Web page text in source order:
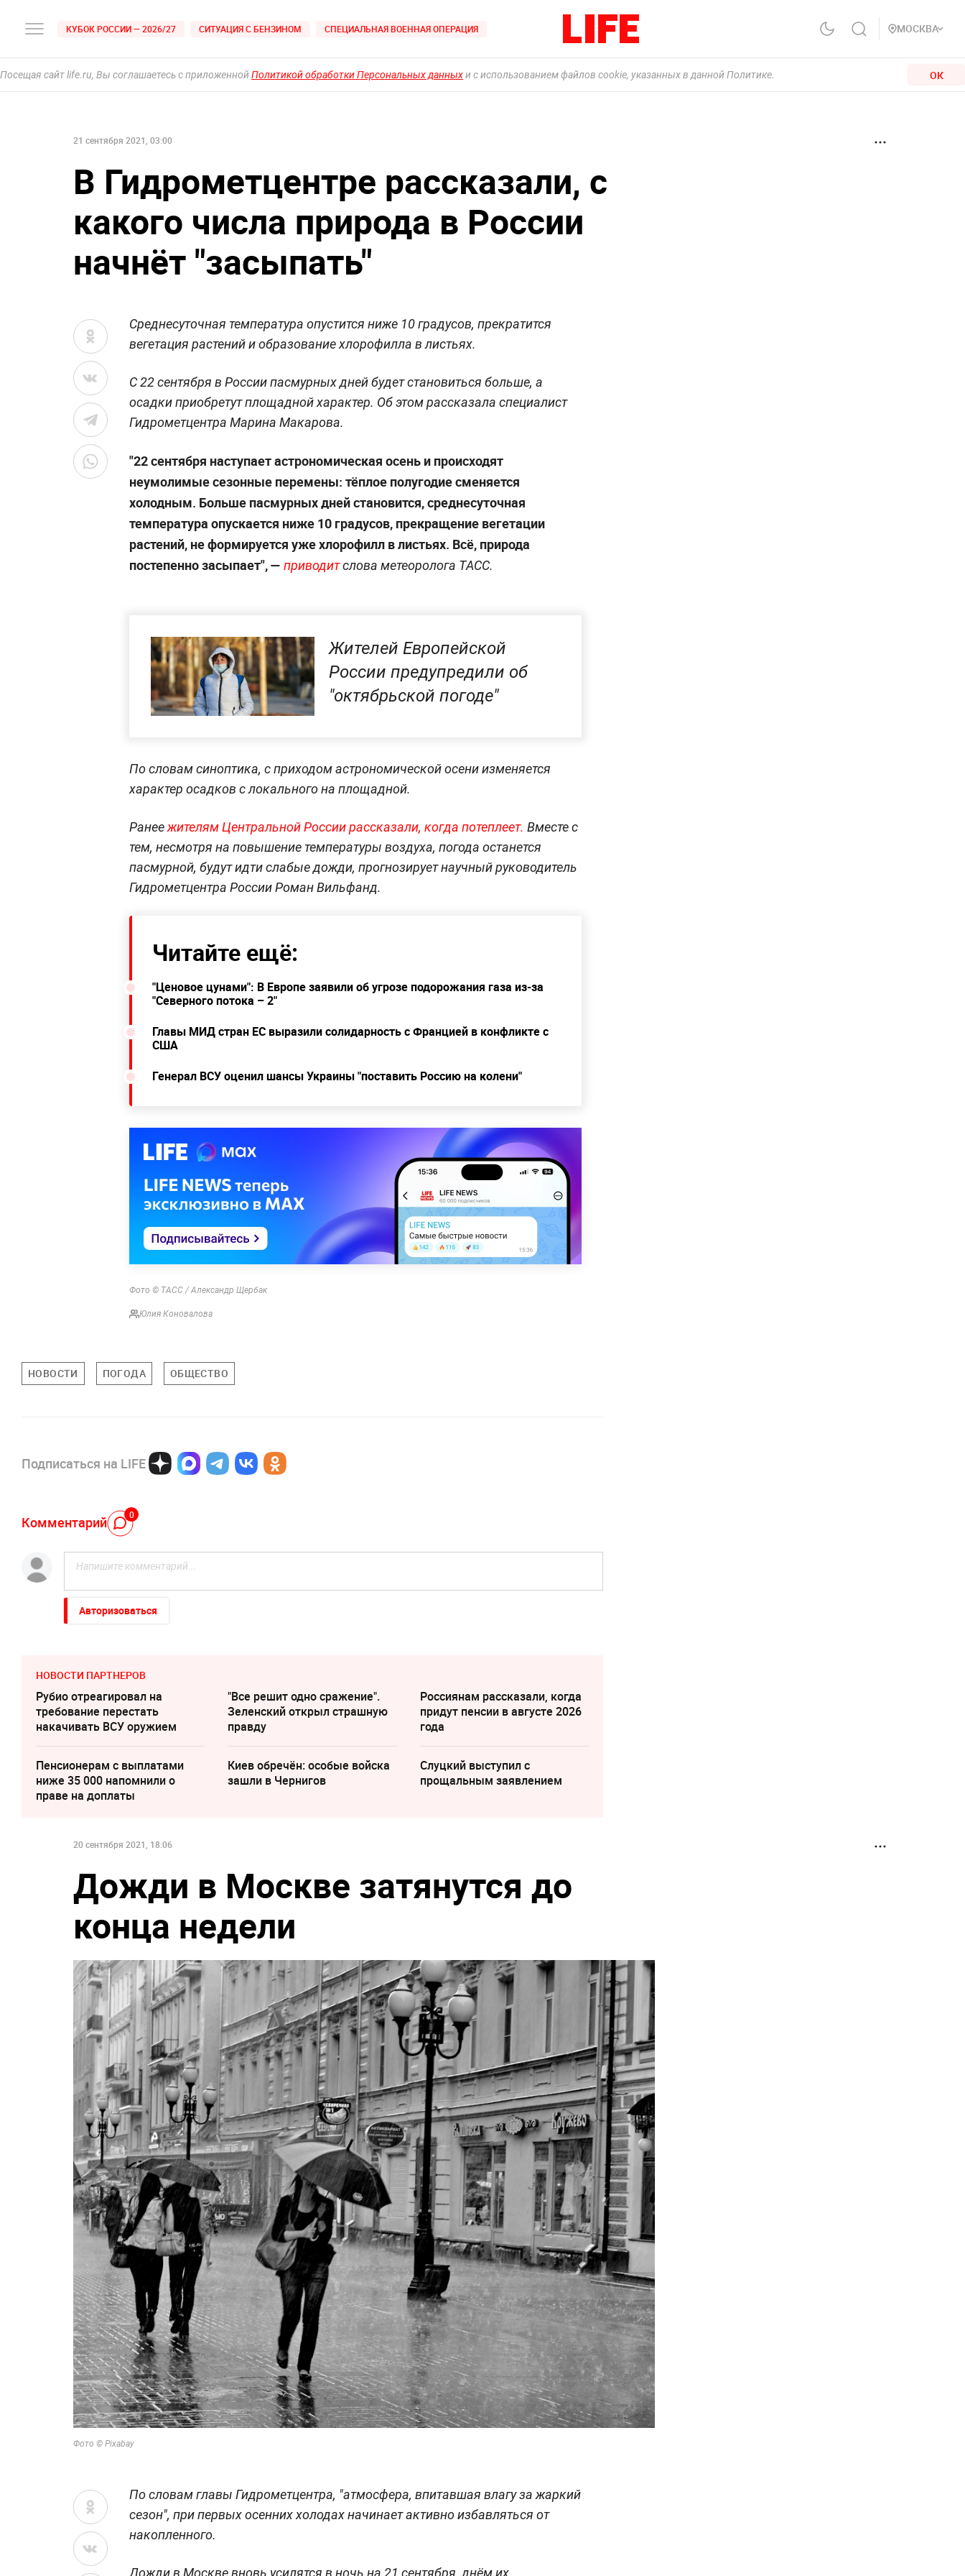
КУБОК РОССИИ — 2026/27 СИТУАЦИЯ С БЕНЗИНОМ СПЕЦИАЛЬНАЯ ВОЕННАЯ ОПЕРАЦИЯ МОСКВА
Посещая сайт life.ru, Вы соглашаетесь с приложеннойПолитикой обработки Персональных данныхи с использованием файлов cookie, указанных в данной Политике. ОК
21 сентября 2021, 03:00
В Гидрометцентре рассказали, с
какого числа природа в России
начнёт "засыпать"
Среднесуточная температура опустится ниже 10 градусов, прекратится
вегетация растений и образование хлорофилла в листьях.
С 22 сентября в России пасмурных дней будет становиться больше, а
осадки приобретут площадной характер. Об этом рассказала специалист
Гидрометцентра Марина Макарова.
"22 сентября наступает астрономическая осень и происходят
неумолимые сезонные перемены: тёплое полугодие сменяется
холодным. Больше пасмурных дней становится, среднесуточная
температура опускается ниже 10 градусов, прекращение вегетации
растений, не формируется уже хлорофилл в листьях. Всё, природа
постепенно засыпает",— приводитслова метеоролога ТАСС.
Жителей Европейской
России предупредили об
"октябрьской погоде"
По словам синоптика, с приходом астрономической осени изменяется
характер осадков с локального на площадной.
Ранеежителям Центральной России рассказали, когда потеплеет. Вместе с
тем, несмотря на повышение температуры воздуха, погода останется
пасмурной, будут идти слабые дожди, прогнозирует научный руководитель
Гидрометцентра России Роман Вильфанд.
Читайте ещё:
"Ценовое цунами": В Европе заявили об угрозе подорожания газа из-за
"Северного потока – 2"
Главы МИД стран ЕС выразили солидарность с Францией в конфликте с
США
Генерал ВСУ оценил шансы Украины "поставить Россию на колени"
Фото © ТАСС / Александр Щербак
Юлия Коновалова
НОВОСТИ ПОГОДА ОБЩЕСТВО
Подписаться на LIFE
Комментарий 0
Авторизоваться
НОВОСТИ ПАРТНЕРОВ
Рубио отреагировал на
требование перестать
накачивать ВСУ оружием
"Все решит одно сражение".
Зеленский открыл страшную
правду
Россиянам рассказали, когда
придут пенсии в августе 2026
года
Пенсионерам с выплатами
ниже 35 000 напомнили о
праве на доплаты
Киев обречён: особые войска
зашли в Чернигов
Слуцкий выступил с
прощальным заявлением
20 сентября 2021, 18:06
Дожди в Москве затянутся до
конца недели
Фото © Pixabay
По словам главы Гидрометцентра, "атмосфера, впитавшая влагу за жаркий
сезон", при первых осенних холодах начинает активно избавляться от
накопленного.
Дожди в Москве вновь усилятся в ночь на 21 сентября, днём их